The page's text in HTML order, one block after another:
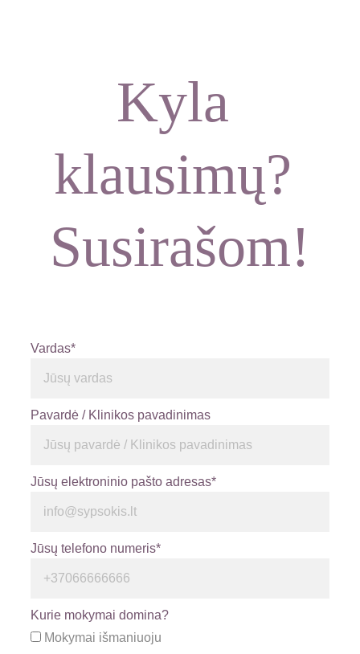
Kyla
klausimų?
Susirašom!
Vardas*
Pavardė / Klinikos pavadinimas
Jūsų elektroninio pašto adresas*
Jūsų telefono numeris*
Kurie mokymai domina?
Mokymai išmaniuoju